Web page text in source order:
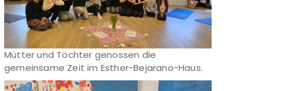
Mütter und Töchter genossen die
gemeinsame Zeit im Esther-Bejarano-Haus.